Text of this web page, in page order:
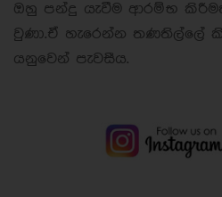
ඔහු පන්දු යැවීම ආරම්භ
වුණා.ඒ හැරෙන්න තණතිල්ලේ
යනුවෙන් පැවසීය.